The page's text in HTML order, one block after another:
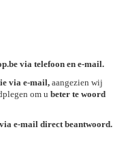
via telefoon en e-mail.
via e-mail, aangezien wij
om u beter te woord
e-mail direct beantwoord.